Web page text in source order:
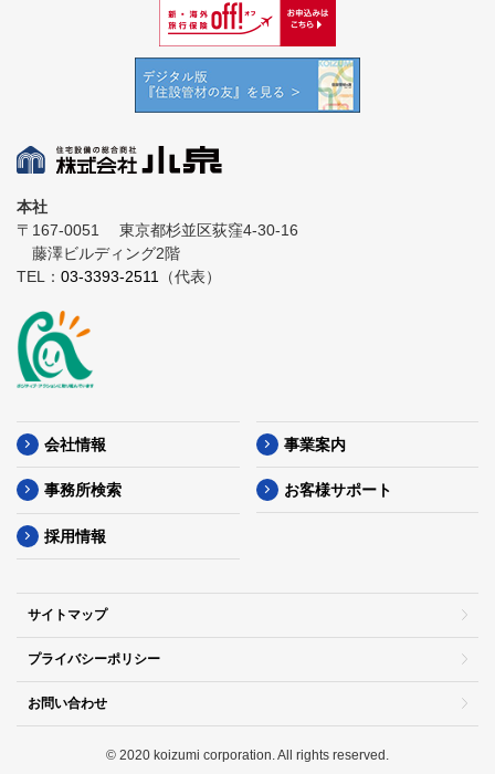
本社
〒167-0051
東京都杉並区荻窪4-30-16
藤澤ビルディング2階
TEL： 03-3393-2511 （代表）
会社情報 事業案内
事務所検索 お客様サポート
採用情報
サイトマップ
プライバシーポリシー
お問い合わせ
© 2020 koizumi corporation. All rights reserved.